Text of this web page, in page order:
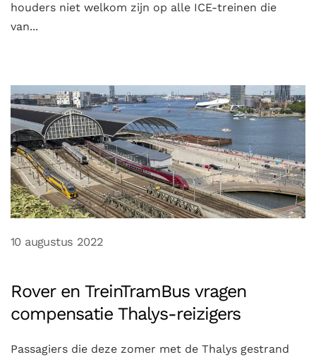
houders niet welkom zijn op alle ICE-treinen die
van...
10 augustus 2022
Rover en TreinTramBus vragen
compensatie Thalys-reizigers
Passagiers die deze zomer met de Thalys gestrand